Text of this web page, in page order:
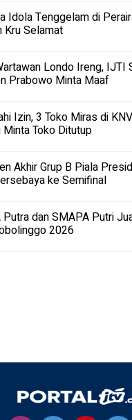
Idola Tenggelam di
Kru Selamat
Londo Ireng, IJTI
Prabowo Minta Maaf
Izin, 3 Toko Miras di
Minta Toko Ditutup
Akhir Grup B Piala
ke Semifinal
dan SMAPA Putri
2026